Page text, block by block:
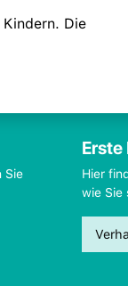
Die
Sie
Hier
wie Sie